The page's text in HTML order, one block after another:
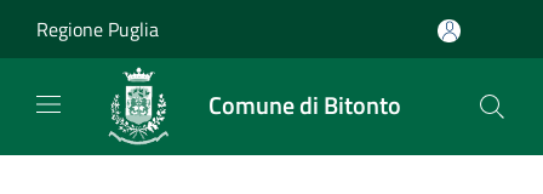
Regione Puglia
Comune di Bitonto